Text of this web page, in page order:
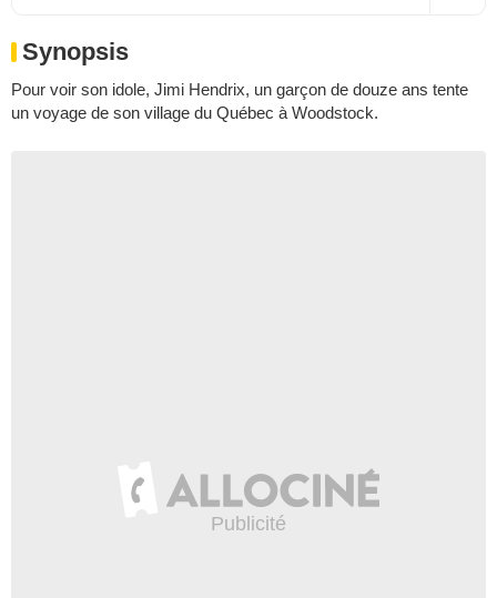
Synopsis
Pour voir son idole, Jimi Hendrix, un garçon de douze ans tente
un voyage de son village du Québec à Woodstock.